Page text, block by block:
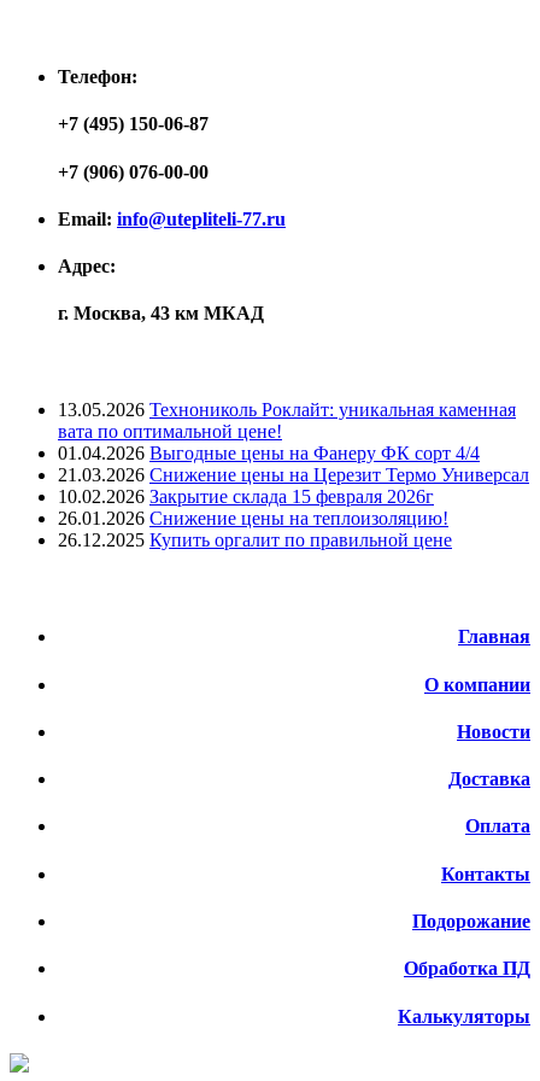
Телефон:
+7 (495) 150-06-87
+7 (906) 076-00-00
Email: info@utepliteli-77.ru
Адрес:
г. Москва, 43 км МКАД
13.05.2026 Технониколь Роклайт: уникальная каменная
вата по оптимальной цене!
01.04.2026 Выгодные цены на Фанеру ФК сорт 4/4
21.03.2026 Снижение цены на Церезит Термо Универсал
10.02.2026 Закрытие склада 15 февраля 2026г
26.01.2026 Снижение цены на теплоизоляцию!
26.12.2025 Купить оргалит по правильной цене
Главная
О компании
Новости
Доставка
Оплата
Контакты
Подорожание
Обработка ПД
Калькуляторы